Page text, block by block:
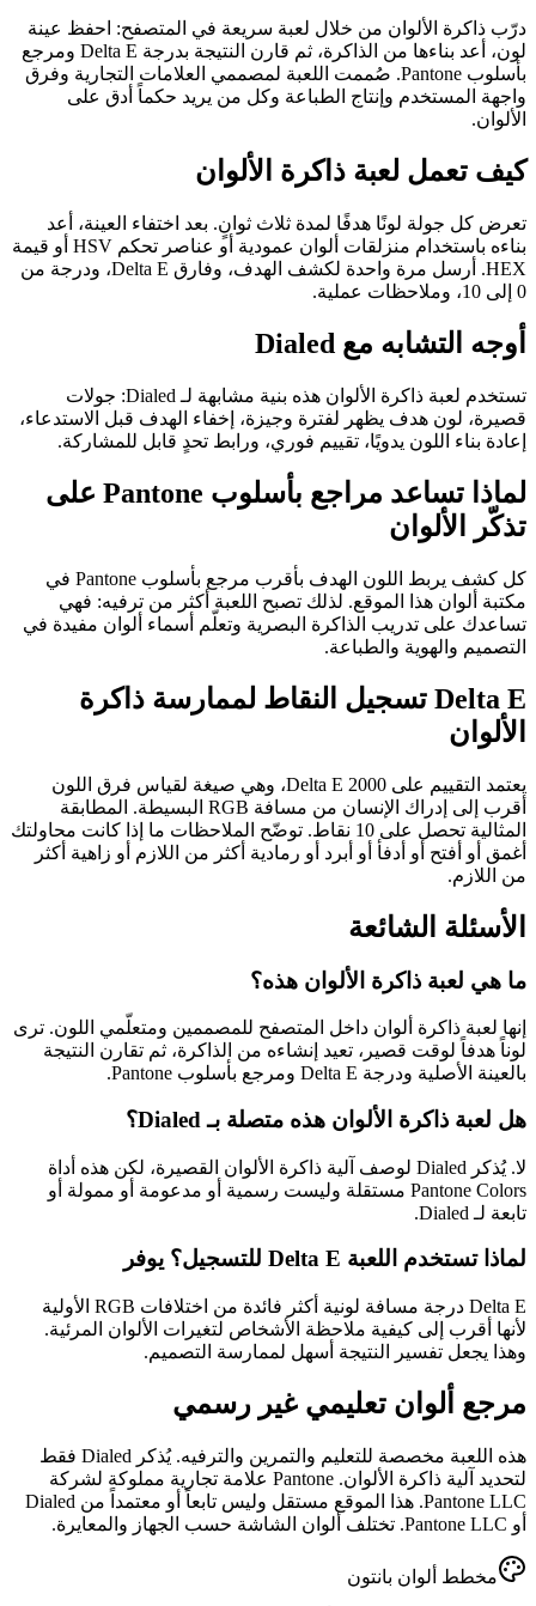
درّب ذاكرة الألوان من خلال لعبة سريعة في المتصفح: احفظ عينة
لون، أعد بناءها من الذاكرة، ثم قارن النتيجة بدرجة Delta E ومرجع
بأسلوب Pantone. صُممت اللعبة لمصممي العلامات التجارية وفرق
واجهة المستخدم وإنتاج الطباعة وكل من يريد حكماً أدق على
الألوان.
كيف تعمل لعبة ذاكرة الألوان
تعرض كل جولة لونًا هدفًا لمدة ثلاث ثوانٍ. بعد اختفاء العينة، أعد
بناءه باستخدام منزلقات ألوان عمودية أو عناصر تحكم HSV أو قيمة
HEX. أرسل مرة واحدة لكشف الهدف، وفارق Delta E، ودرجة من
0 إلى 10، وملاحظات عملية.
أوجه التشابه مع Dialed
تستخدم لعبة ذاكرة الألوان هذه بنية مشابهة لـ Dialed: جولات
قصيرة، لون هدف يظهر لفترة وجيزة، إخفاء الهدف قبل الاستدعاء،
إعادة بناء اللون يدويًا، تقييم فوري، ورابط تحدٍ قابل للمشاركة.
لماذا تساعد مراجع بأسلوب Pantone على
تذكّر الألوان
كل كشف يربط اللون الهدف بأقرب مرجع بأسلوب Pantone في
مكتبة ألوان هذا الموقع. لذلك تصبح اللعبة أكثر من ترفيه: فهي
تساعدك على تدريب الذاكرة البصرية وتعلّم أسماء ألوان مفيدة في
التصميم والهوية والطباعة.
Delta E تسجيل النقاط لممارسة ذاكرة
الألوان
يعتمد التقييم على Delta E 2000، وهي صيغة لقياس فرق اللون
أقرب إلى إدراك الإنسان من مسافة RGB البسيطة. المطابقة
المثالية تحصل على 10 نقاط. توضّح الملاحظات ما إذا كانت محاولتك
أغمق أو أفتح أو أدفأ أو أبرد أو رمادية أكثر من اللازم أو زاهية أكثر
من اللازم.
الأسئلة الشائعة
ما هي لعبة ذاكرة الألوان هذه؟
إنها لعبة ذاكرة ألوان داخل المتصفح للمصممين ومتعلّمي اللون. ترى
لوناً هدفاً لوقت قصير، تعيد إنشاءه من الذاكرة، ثم تقارن النتيجة
بالعينة الأصلية ودرجة Delta E ومرجع بأسلوب Pantone.
هل لعبة ذاكرة الألوان هذه متصلة بـ Dialed؟
لا. يُذكر Dialed لوصف آلية ذاكرة الألوان القصيرة، لكن هذه أداة
Pantone Colors مستقلة وليست رسمية أو مدعومة أو ممولة أو
تابعة لـ Dialed.
لماذا تستخدم اللعبة Delta E للتسجيل؟ يوفر
Delta E درجة مسافة لونية أكثر فائدة من اختلافات RGB الأولية
لأنها أقرب إلى كيفية ملاحظة الأشخاص لتغيرات الألوان المرئية.
وهذا يجعل تفسير النتيجة أسهل لممارسة التصميم.
مرجع ألوان تعليمي غير رسمي
هذه اللعبة مخصصة للتعليم والتمرين والترفيه. يُذكر Dialed فقط
لتحديد آلية ذاكرة الألوان. Pantone علامة تجارية مملوكة لشركة
Pantone LLC. هذا الموقع مستقل وليس تابعاً أو معتمداً من Dialed
أو Pantone LLC. تختلف ألوان الشاشة حسب الجهاز والمعايرة.
مخطط ألوان بانتون